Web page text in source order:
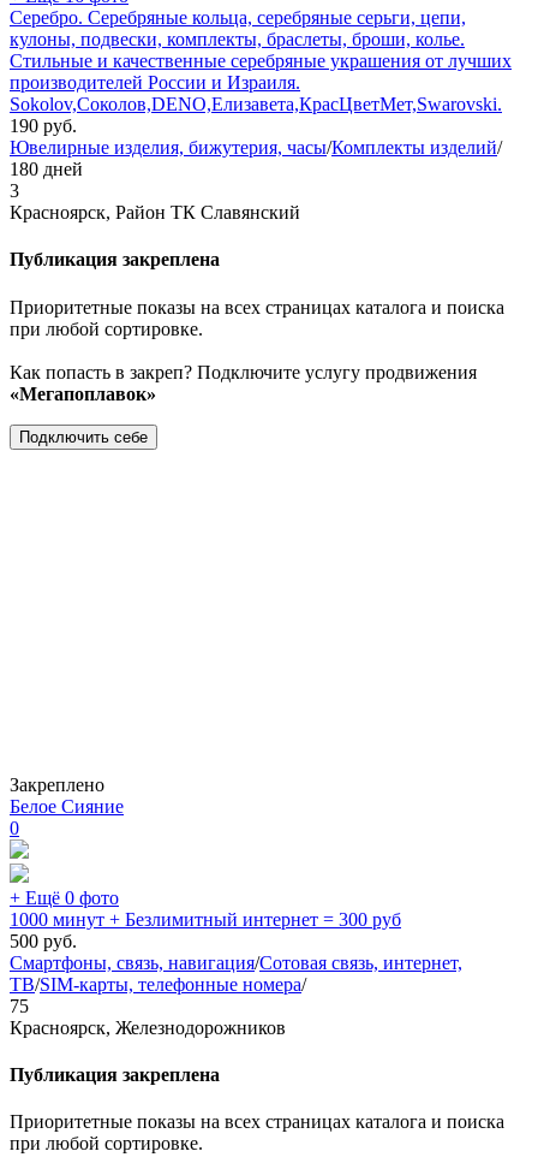
Серебро. Серебряные кольца, серебряные серьги, цепи,
кулоны, подвески, комплекты, браслеты, броши, колье.
Стильные и качественные серебряные украшения от лучших
производителей России и Израиля.
Sokolov,Соколов,DENO,Елизавета,КрасЦветМет,Swarovski.
190 руб.
Ювелирные изделия, бижутерия, часы/Комплекты изделий/
180 дней
3
Красноярск, Район ТК Славянский
Публикация закреплена
Приоритетные показы на всех страницах каталога и поиска
при любой сортировке.
Как попасть в закреп? Подключите услугу продвижения
«Мегапоплавок»
Подключить себе
Закреплено
Белое Сияние
0
+ Ещё 0 фото
1000 минут + Безлимитный интернет = 300 руб
500 руб.
Смартфоны, связь, навигация/Сотовая связь, интернет,
ТВ/SIM-карты, телефонные номера/
75
Красноярск, Железнодорожников
Публикация закреплена
Приоритетные показы на всех страницах каталога и поиска
при любой сортировке.